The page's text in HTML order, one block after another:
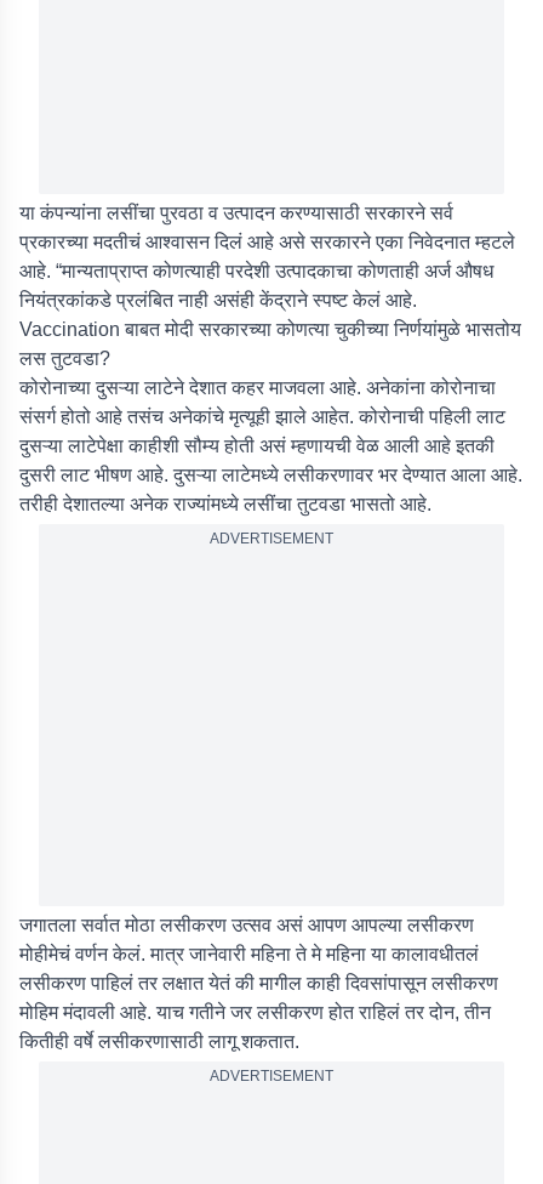
या कंपन्यांना लसींचा पुरवठा व उत्पादन करण्यासाठी सरकारने सर्व
प्रकारच्या मदतीचं आश्वासन दिलं आहे असे सरकारने एका निवेदनात म्हटले
आहे. “मान्यताप्राप्त कोणत्याही परदेशी उत्पादकाचा कोणताही अर्ज औषध
नियंत्रकांकडे प्रलंबित नाही असंही केंद्राने स्पष्ट केलं आहे.
Vaccination बाबत मोदी सरकारच्या कोणत्या चुकीच्या निर्णयांमुळे भासतोय
लस तुटवडा?
कोरोनाच्या दुसऱ्या लाटेने देशात कहर माजवला आहे. अनेकांना कोरोनाचा
संसर्ग होतो आहे तसंच अनेकांचे मृत्यूही झाले आहेत. कोरोनाची पहिली लाट
दुसऱ्या लाटेपेक्षा काहीशी सौम्य होती असं म्हणायची वेळ आली आहे इतकी
दुसरी लाट भीषण आहे. दुसऱ्या लाटेमध्ये लसीकरणावर भर देण्यात आला आहे.
तरीही देशातल्या अनेक राज्यांमध्ये लसींचा तुटवडा भासतो आहे.
ADVERTISEMENT
जगातला सर्वात मोठा लसीकरण उत्सव असं आपण आपल्या लसीकरण
मोहीमेचं वर्णन केलं. मात्र जानेवारी महिना ते मे महिना या कालावधीतलं
लसीकरण पाहिलं तर लक्षात येतं की मागील काही दिवसांपासून लसीकरण
मोहिम मंदावली आहे. याच गतीने जर लसीकरण होत राहिलं तर दोन, तीन
कितीही वर्षे लसीकरणासाठी लागू शकतात.
ADVERTISEMENT